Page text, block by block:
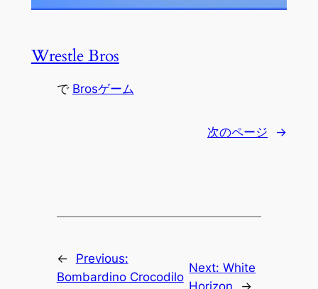
Wrestle Bros
で Brosゲーム
次のページ →
←
Previous:
Bombardino Crocodilo
Next:White